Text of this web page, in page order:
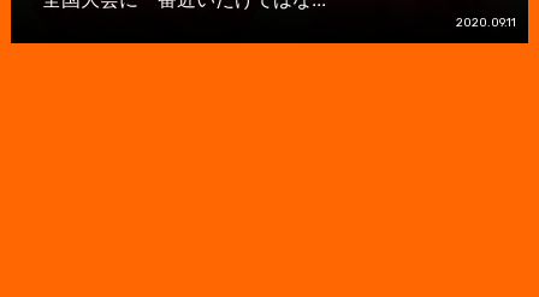
2020.09.11